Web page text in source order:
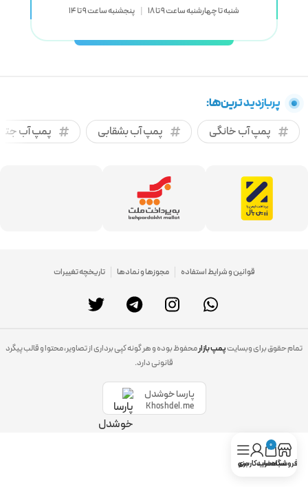
شنبه تا چهارشنبه ساعت 9 تا 18 | پنجشنبه ساعت 9 تا 14
پربازدید ترین‌ها:
پمپ آب خانگی
پمپ آب بشقابی پمپ آب
قوانین و شرایط استفاده مجوزها و نمادها تاریخچه تغییرات
تمام حقوق برای وبسایتپمپ بازارمحفوظ بوده و هر گونه کپی برداری از تصاویر، محتوا و قالب پیگرد
قانونی دارد.
پارسا خوشدل
Khoshdel.me
فروشگاه
0
سبد خرید
حساب کاربری
منو